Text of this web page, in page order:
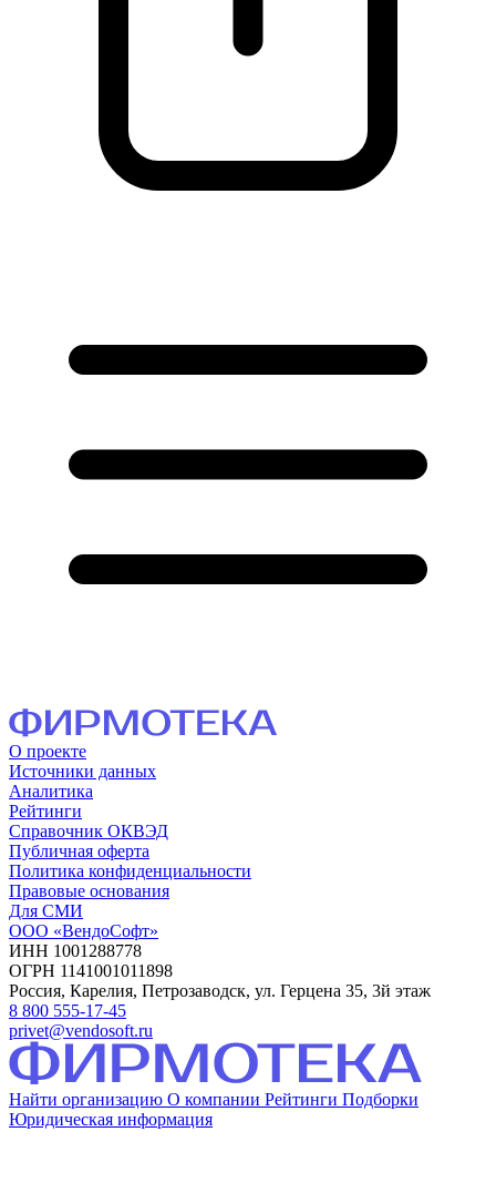
О проекте
Источники данных
Аналитика
Рейтинги
Справочник ОКВЭД
Публичная оферта
Политика конфиденциальности
Правовые основания
Для СМИ
ООО «ВендоСофт»
ИНН 1001288778
ОГРН 1141001011898
Россия, Карелия, Петрозаводск, ул. Герцена 35, 3й этаж
8 800 555-17-45
privet@vendosoft.ru
Найти организацию О компании Рейтинги Подборки
Юридическая информация